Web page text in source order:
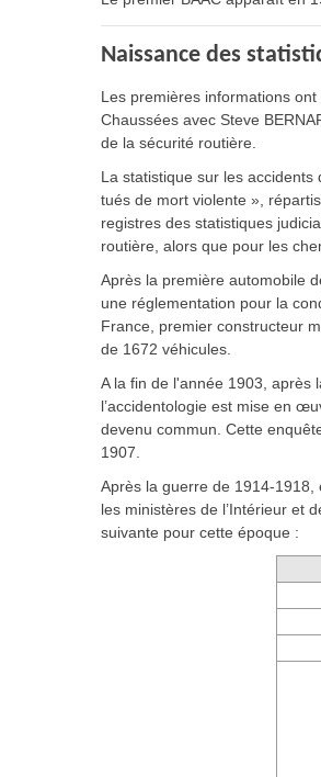
Naissance des
Les premières informations
Chaussées avec Steve
de la sécurité routière.
La statistique sur les
tués de mort violente »,
registres des statistiques
routière, alors que pour les
Après la première automobile
une réglementation pour la
France, premier constructeur
de 1672 véhicules.
A la fin de l'année 1903, après
l’accidentologie est mise en
devenu commun. Cette
1907.
Après la guerre de 1914-1918,
les ministères de l’Intérieur et
suivante pour cette époque :